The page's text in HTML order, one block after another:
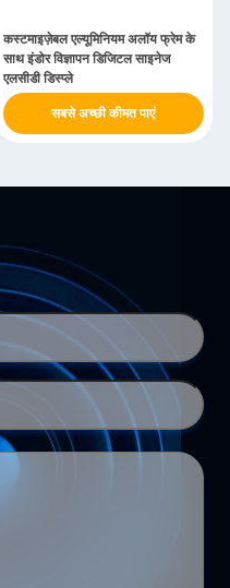
कस्टमाइज़ेबल एल्यूमिनियम अलॉय फ्रेम के
साथ इंडोर विज्ञापन डिजिटल साइनेज
एलसीडी डिस्प्ले
सबसे अच्छी कीमत पाएं